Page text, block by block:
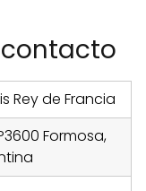
Rey de Francia
Formosa,